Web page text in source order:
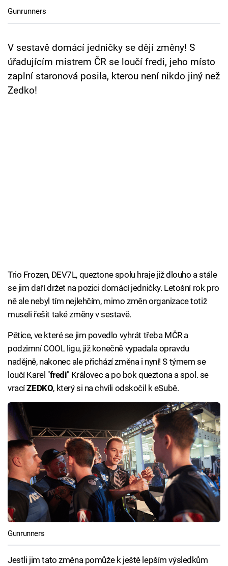
Cool Esport
TV Program
Sledujte prima+
Gunrunners
V sestavě domácí jedničky se dějí změny! S
úřadujícím mistrem ČR se loučí fredi, jeho místo
zaplní staronová posila, kterou není nikdo jiný než
Zedko!
Trio Frozen, DEV7L, queztone spolu hraje již dlouho a stále
se jim daří držet na pozici domácí jedničky. Letošní rok pro
ně ale nebyl tím nejlehčím, mimo změn organizace totiž
museli řešit také změny v sestavě.
Pětice, ve které se jim povedlo vyhrát třeba MČR a
podzimní COOL ligu, již konečně vypadala opravdu
nadějně, nakonec ale přichází změna i nyní! S týmem se
loučí Karel "fredi" Královec a po bok queztona a spol. se
vracíZEDKO, který si na chvíli odskočil k eSubě.
Gunrunners
Jestli jim tato změna pomůže k ještě lepším výsledkům